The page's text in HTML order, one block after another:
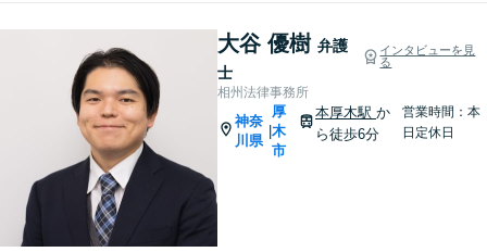
大谷 優樹 弁護
士
インタビューを見
る
相州法律事務所
神奈
川県
|
厚
木
市
本厚木駅か
ら徒歩6分
営業時間：本
日定休日